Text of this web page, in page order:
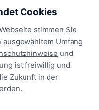
Cookies
stimmen Sie
Umfang
und
ist freiwillig und
Zukunft in der